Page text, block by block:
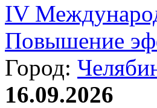
IV
Повышение
Город:
16.09.2026